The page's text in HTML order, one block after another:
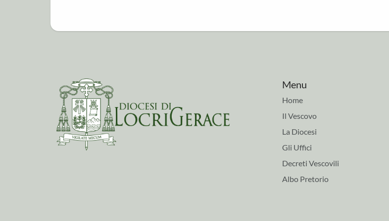
Menu
Home
Il Vescovo
La Diocesi
Gli Uffici
Decreti Vescovili
Albo Pretorio